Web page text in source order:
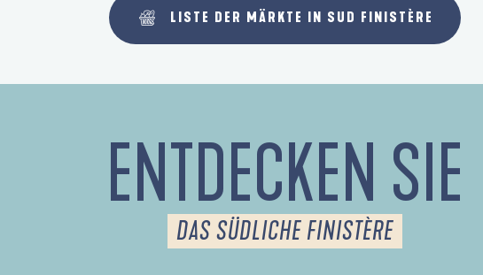
LISTE DER MÄRKTE IN SUD FINISTÈRE
ENTDECKEN SIE
DAS SÜDLICHE FINISTÈRE